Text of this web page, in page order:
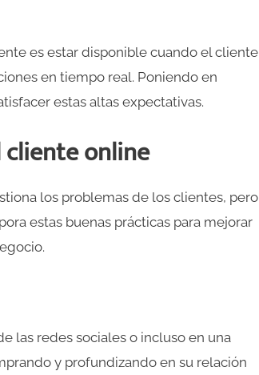
es estar disponible cuando el cliente
en tiempo real. Poniendo en
estas altas expectativas.
online
los problemas de los clientes, pero
estas buenas prácticas para mejorar
las redes sociales o incluso en una
y profundizando en su relación